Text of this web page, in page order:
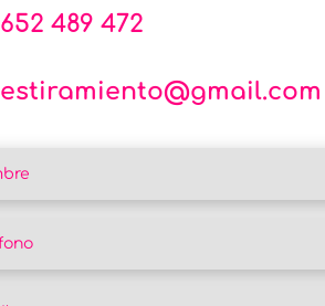
652 489 472
estiramiento@gmail.com